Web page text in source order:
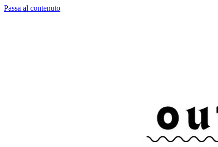
Passa al contenuto